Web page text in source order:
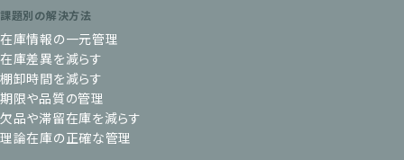
課題別の解決方法
在庫情報の一元管理
在庫差異を減らす
棚卸時間を減らす
期限や品質の管理
欠品や滞留在庫を減らす
理論在庫の正確な管理